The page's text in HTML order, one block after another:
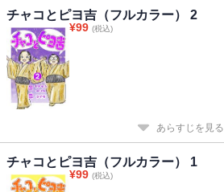
チャコとピヨ吉（フルカラー） 2
¥99 (税込)
あらすじを見る
チャコとピヨ吉（フルカラー） 1
¥99 (税込)